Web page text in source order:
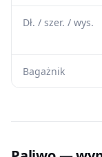
Dł. / szer. / wys.
Bagażnik